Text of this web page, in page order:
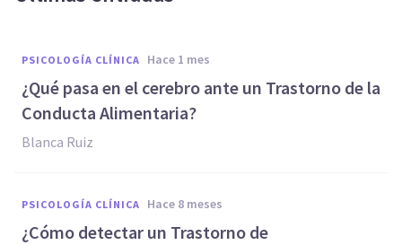
PSICOLOGÍA CLÍNICA hace 1 mes
¿Qué pasa en el cerebro ante un Trastorno de la
Conducta Alimentaria?
Blanca Ruiz
PSICOLOGÍA CLÍNICA hace 8 meses
¿Cómo detectar un Trastorno de